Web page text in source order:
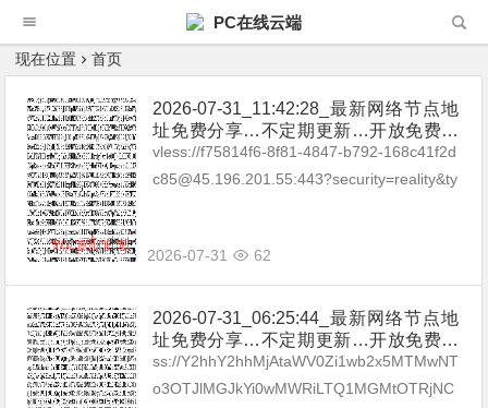
PC在线云端
现在位置 首页
2026-07-31_11:42:28_最新网络节点地
址免费分享…不定期更新…开放免费分
享（网络免费节点香港|日本|韩国|新加
坡|台湾|马来西亚|…
vless://f75814f6-8f81-4847-b792-168c41f2d
c85@45.196.201.55:443?security=reality&ty
2026-07-31 62
2026-07-31_06:25:44_最新网络节点地
址免费分享…不定期更新…开放免费分
享（网络免费节点香港|日本|韩国|新加
坡|台湾|马来西亚|…
ss://Y2hhY2hhMjAtaWV0Zi1wb2x5MTMwNT
o3OTJlMGJkYi0wMWRiLTQ1MGMtOTRjNC